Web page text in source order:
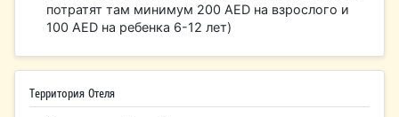
потратят там минимум 200 AED на взрослого и
100 AED на ребенка 6-12 лет)
Территория Отеля